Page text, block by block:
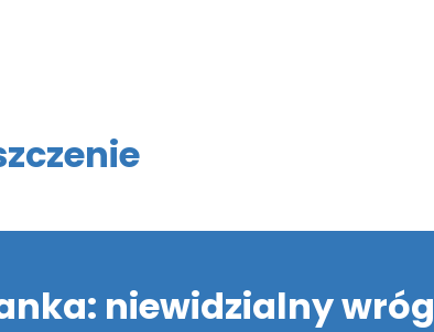
niewidzialny wróg